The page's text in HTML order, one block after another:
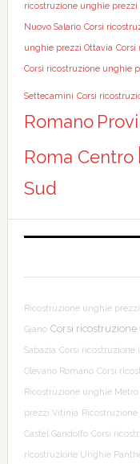
ricostruzione unghie prezzi
Nuovo Salario Corsi
unghie prezzi Ottavia Corsi
Corsi ricostruzione unghie
Settecamini Corsi
Romano
Roma Centro
Sud
Ricostruzione unghie prezzi
Giano Corsi
Sabazia Corsi ricostruzione
Olevano Romano Corsi
Ricostruzione unghie
prezzi Vitinia
Castel Gandolfo Corsi
ricostruzione Unghie